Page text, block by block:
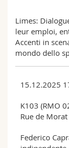
Limes:
leur emploi,
Accenti in
mondo dello
15.12.2025
K103 (RMO
Rue de
Federico